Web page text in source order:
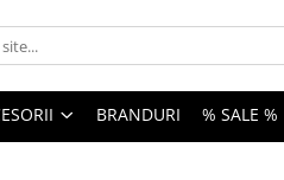
BRANDURI % SALE %